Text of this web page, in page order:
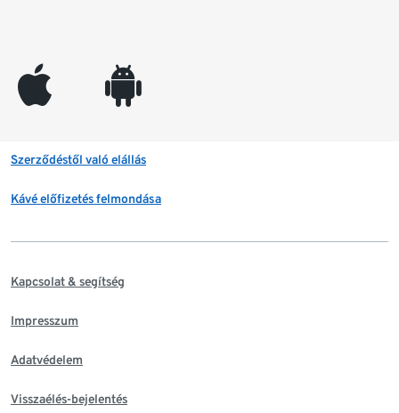
appleinc android
Szerződéstől való elállás
Kávé előfizetés felmondása
Kapcsolat & segítség
Impresszum
Adatvédelem
Visszaélés-bejelentés